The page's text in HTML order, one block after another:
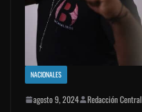
NACIONALES
agosto 9, 2024 Redacción Central